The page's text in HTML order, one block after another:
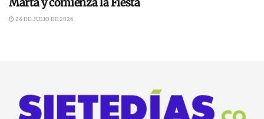
Marta y comienza la Fiesta
24 DE JULIO DE 2026